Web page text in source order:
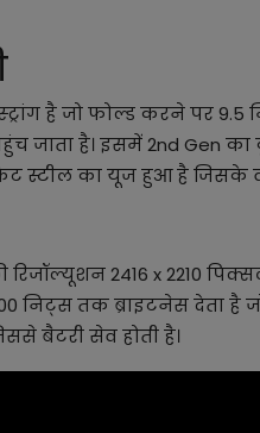
है जो फोल्ड करने पर 9.5
जाता है। इसमें 2nd Gen
स्टील का यूज हुआ है
2416 x 2210
निट्स तक ब्राइटनेस देता है
बैटरी सेव होती है।